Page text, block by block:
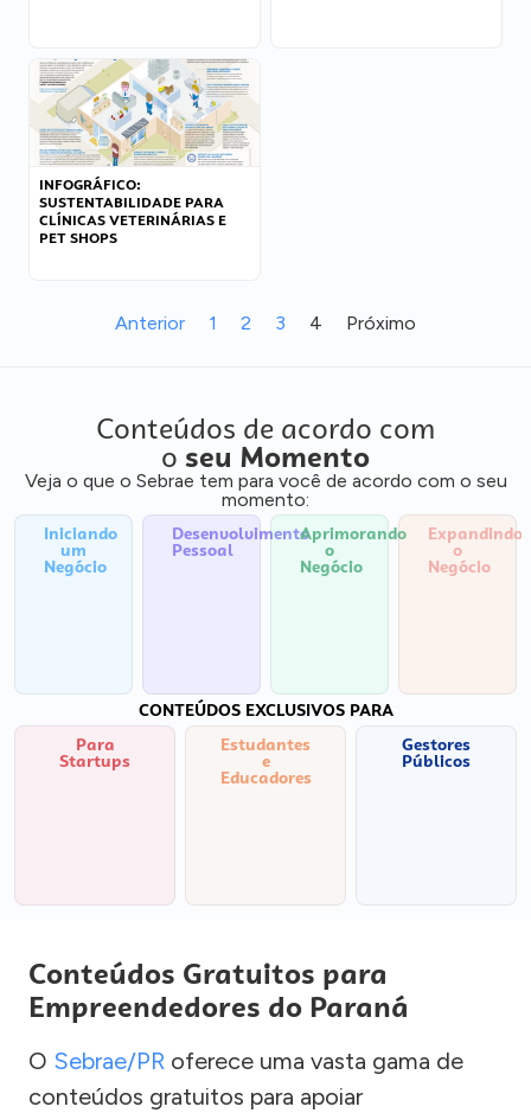
INFOGRÁFICO:
SUSTENTABILIDADE PARA
CLÍNICAS VETERINÁRIAS E
PET SHOPS
Anterior 1 2 3 4 Próximo
Conteúdos de acordo com
o seu Momento
Veja o que o Sebrae tem para você de acordo com o seu
momento:
Iniciando
um
Negócio
Desenvolvimento
Pessoal
Aprimorando
o
Negócio
Expandindo
o
Negócio
CONTEÚDOS EXCLUSIVOS PARA
Para
Startups
Estudantes
e
Educadores
Gestores
Públicos
Conteúdos Gratuitos para
Empreendedores do Paraná
O Sebrae/PR oferece uma vasta gama de
conteúdos gratuitos para apoiar